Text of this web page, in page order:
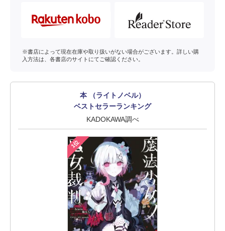
※書店によって現在在庫や取り扱いがない場合がございます。詳しい購
入方法は、各書店のサイトにてご確認ください。
本 （ライトノベル）
ベストセラーランキング
KADOKAWA調べ
1位